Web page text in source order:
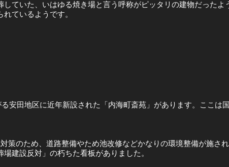
ていた、いはゆる焼き場と言う呼称がピッタリの建物だったよ
ているようです。
安田地区に近年新設された「内海町斎苑」があります。ここ
策のため、道路整備やため池改修などかなりの環境整備が施さ
建設反対」の朽ちた看板がありました。